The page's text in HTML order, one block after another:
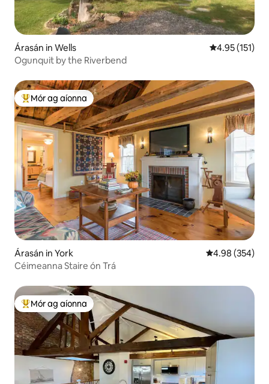
Árasán in Wells Meánrátáil
4.95 (151)
Ogunquit by the Riverbend
An-mhór ag aíonna
Mór ag aíonna
Árasán in York Meánrátáil
4.98 (354)
Céimeanna Staire ón Trá
An-mhór ag aíonna
Mór ag aíonna